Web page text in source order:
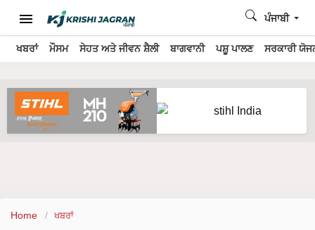
ਖਬਰਾਂ ਮੌਸਮ ਸੇਹਤ ਅਤੇ ਜੀਵਨ ਸ਼ੈਲੀ ਬਾਗਵਾਨੀ ਪਸ਼ੂ ਪਾਲਣ ਸਰਕਾਰੀ
ਪੰਜਾਬੀ
Home ਖਬਰਾਂ